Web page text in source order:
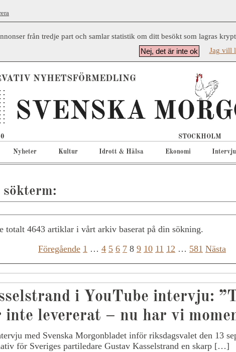
från tredje part och samlar statistik om ditt besökt som lagras
Nej, det är inte ok
Jag vill
NYHETSFÖRMEDLING
STOCKHOLM
Nyheter Kultur Idrott & Hälsa Ekonomi
sökterm:
totalt 4643 artiklar i vårt arkiv baserat på din sökning.
Sidnumrering
för
inlägg
Föregående 1 … 4 5 6 7 8 9 10 11 12 … 581 Nästa
i YouTube intervju:
inte levererat – nu har vi
med Svenska Morgonbladet inför riksdagsvalet den 13
för Sveriges partiledare Gustav Kasselstrand en skarp […]